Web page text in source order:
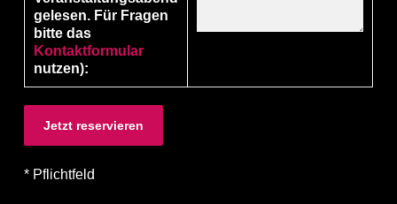
gelesen. Für Fragen
bitte das
Kontaktformular
nutzen):
* Pflichtfeld